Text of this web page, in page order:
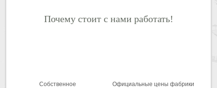
Почему стоит с нами работать!
Собственное
Официальные цены фабрики